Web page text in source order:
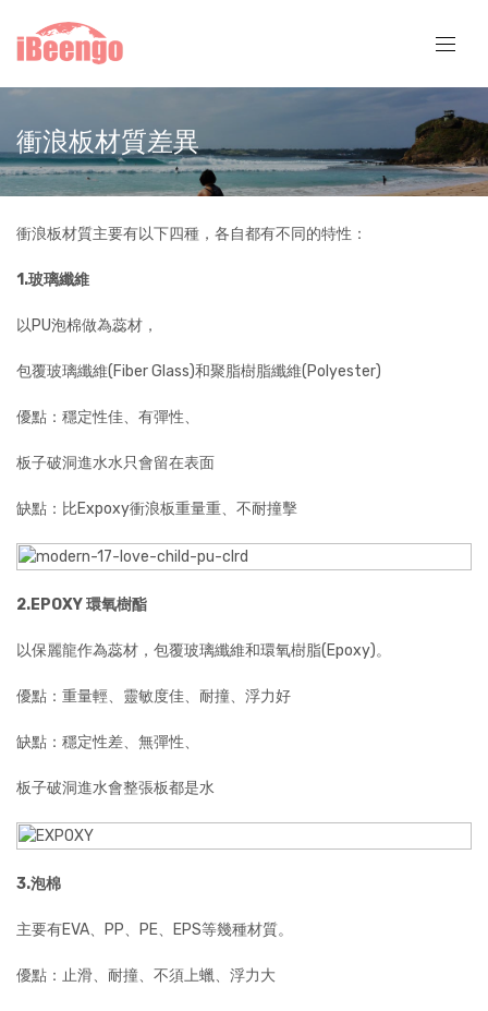
衝浪板材質差異
衝浪板材質主要有以下四種，各自都有不同的特性：
1.玻璃纖維
以PU泡棉做為蕊材，
包覆玻璃纖維(Fiber Glass)和聚脂樹脂纖維(Polyester)
優點：穩定性佳、有彈性、
板子破洞進水水只會留在表面
缺點：比Expoxy衝浪板重量重、不耐撞擊
2.EPOXY 環氧樹酯
以保麗龍作為蕊材，包覆玻璃纖維和環氧樹脂(Epoxy)。
優點：重量輕、靈敏度佳、耐撞、浮力好
缺點：穩定性差、無彈性、
板子破洞進水會整張板都是水
3.泡棉
主要有EVA、PP、PE、EPS等幾種材質。
優點：止滑、耐撞、不須上蠟、浮力大